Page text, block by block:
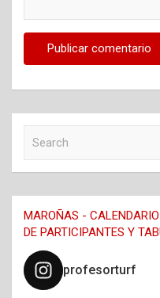
c
h
MAROÑAS -
DE PARTICIPANTES Y
profesorturf